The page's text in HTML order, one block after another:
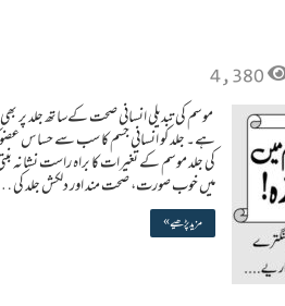
4,380
موسم کی تبدیلی انسانی صحت کےساتھ جلد پر
ہے۔ جلد کو انسانی جسم کا سب سے حساس
کی جلد موسم کے تغیرات کا براہ راست نشانہ
میں خوب صورت، صحت مند اور دلکش جلد کی
مزید پڑھیے »